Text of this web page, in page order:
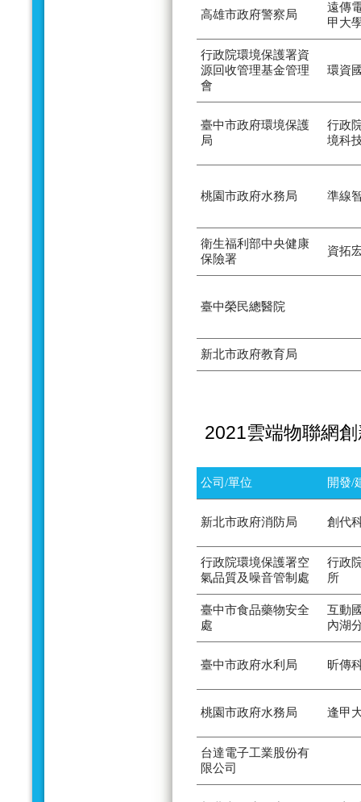
高雄市政府警察局
遠傳
甲大
行政院環境保護署資
源回收管理基金管理
會
環資
臺中市政府環境保護
局
行政
境科
桃園市政府水務局 準線
衛生福利部中央健康
保險署
資拓
臺中榮民總醫院
新北市政府教育局
2021雲端物聯網
公司/單位 開發/
新北市政府消防局 創代
行政院環境保護署空
氣品質及噪音管制處
行政
所
臺中市食品藥物安全
處
互動
內湖
臺中市政府水利局 昕傳
桃園市政府水務局 逢甲
台達電子工業股份有
限公司